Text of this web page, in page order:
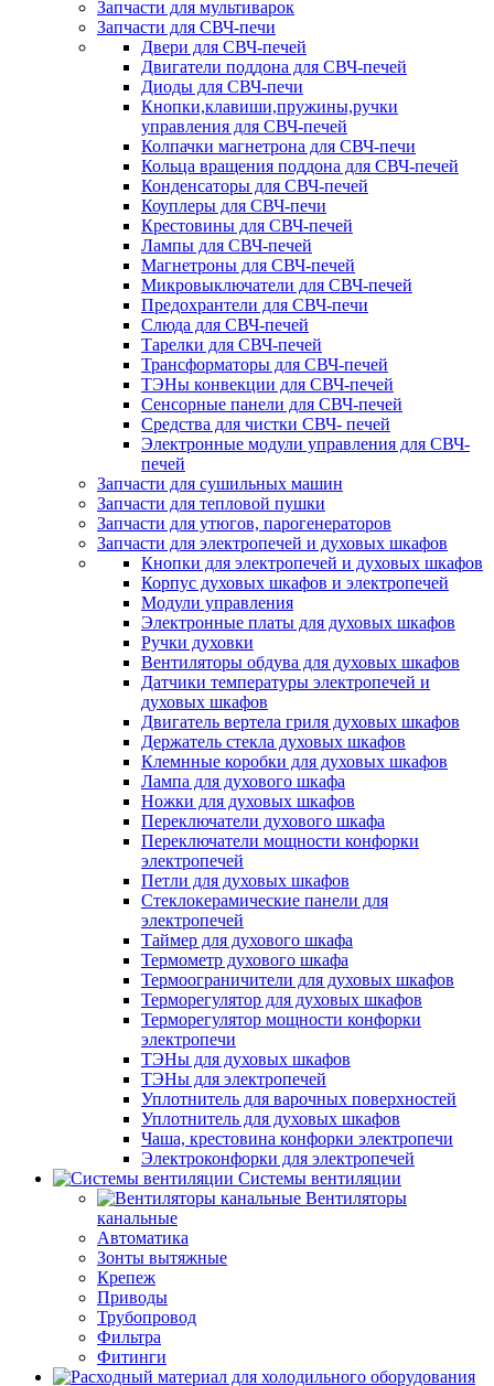
Запчасти для мультиварок
Запчасти для СВЧ-печи
Двери для СВЧ-печей
Двигатели поддона для СВЧ-печей
Диоды для СВЧ-печи
Кнопки,клавиши,пружины,ручки
управления для СВЧ-печей
Колпачки магнетрона для СВЧ-печи
Кольца вращения поддона для СВЧ-печей
Конденсаторы для СВЧ-печей
Коуплеры для СВЧ-печи
Крестовины для СВЧ-печей
Лампы для СВЧ-печей
Магнетроны для СВЧ-печей
Микровыключатели для СВЧ-печей
Предохрантели для СВЧ-печи
Слюда для СВЧ-печей
Тарелки для СВЧ-печей
Трансформаторы для СВЧ-печей
ТЭНы конвекции для СВЧ-печей
Сенсорные панели для СВЧ-печей
Средства для чистки СВЧ- печей
Электронные модули управления для СВЧ-
печей
Запчасти для сушильных машин
Запчасти для тепловой пушки
Запчасти для утюгов, парогенераторов
Запчасти для электропечей и духовых шкафов
Кнопки для электропечей и духовых шкафов
Корпус духовых шкафов и электропечей
Модули управления
Электронные платы для духовых шкафов
Ручки духовки
Вентиляторы обдува для духовых шкафов
Датчики температуры электропечей и
духовых шкафов
Двигатель вертела гриля духовых шкафов
Держатель стекла духовых шкафов
Клемнные коробки для духовых шкафов
Лампа для духового шкафа
Ножки для духовых шкафов
Переключатели духового шкафа
Переключатели мощности конфорки
электропечей
Петли для духовых шкафов
Стеклокерамические панели для
электропечей
Таймер для духового шкафа
Термометр духового шкафа
Термоограничители для духовых шкафов
Терморегулятор для духовых шкафов
Терморегулятор мощности конфорки
электропечи
ТЭНы для духовых шкафов
ТЭНы для электропечей
Уплотнитель для варочных поверхностей
Уплотнитель для духовых шкафов
Чаша, крестовина конфорки электропечи
Электроконфорки для электропечей
Системы вентиляции
Вентиляторы
канальные
Автоматика
Зонты вытяжные
Крепеж
Приводы
Трубопровод
Фильтра
Фитинги